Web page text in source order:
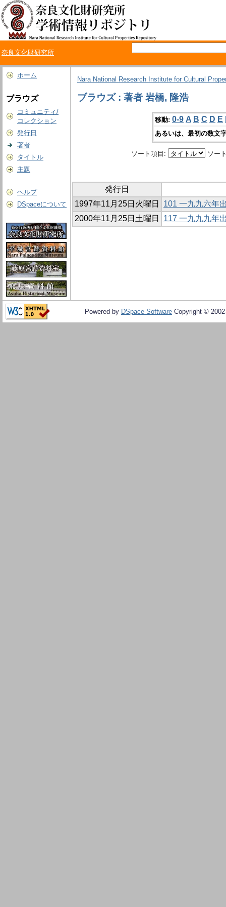
奈良文化財研究所
ホーム
ブラウズ
コミュニティ/
コレクション
発行日
著者
タイトル
主題
ヘルプ
DSpaceについて
Nara National Research Institute for Cultural
ブラウズ : 著者 岩橋, 隆浩
移動: 0-9 A B C D E
あるいは、最初の数文
ソート項目: ソー
発行日
1997年11月25日火曜日
101 一九九六年
2000年11月25日土曜日
117 一九九九年
Powered by DSpace Software Copyright ©